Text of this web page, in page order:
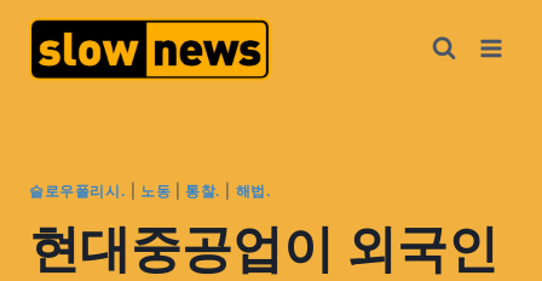
슬로우폴리시. 노동 통찰. 해법.
현대중공업이 외국인